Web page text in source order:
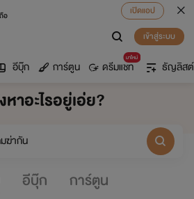
อ
เปิดแอป
เข้าสู่ระบบ
อีบุ๊ก การ์ตูน
มาใหม่
ดรีมแชท ธัญลิสต์
าอะไรอยู่เอ่ย?
อีบุ๊ก การ์ตูน